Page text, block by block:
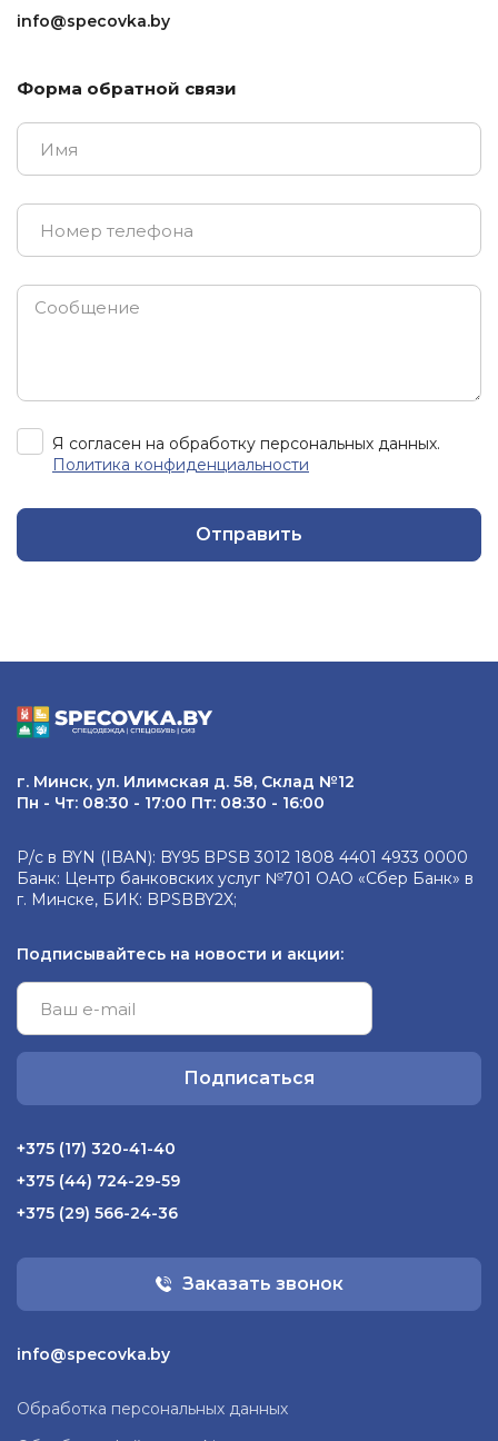
Форма обратной связи
Я согласен на обработку персональных данных.
Политика конфиденциальности
Отправить
info@specovka.by
г. Минск, ул. Илимская д. 58, Склад №12
Пн - Чт: 08:30 - 17:00 Пт: 08:30 - 16:00
Р/с в BYN (IBAN): BY95 BPSB 3012 1808 4401 4933 0000
Банк: Центр банковских услуг №701 ОАО «Сбер Банк» в
г. Минске, БИК: BPSBBY2X;
Подписывайтесь на новости и акции:
Подписаться
+375 (17) 320-41-40
+375 (44) 724-29-59
+375 (29) 566-24-36
Заказать звонок
info@specovka.by
Обработка персональных данных